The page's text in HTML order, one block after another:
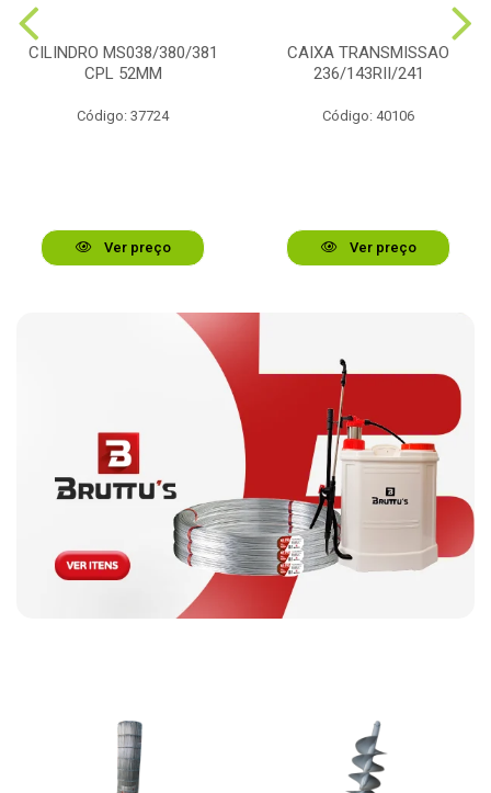
CILINDRO MS038/380/381
CPL 52MM
Código: 37724
Ver preço
CAIXA TRANSMISSAO
236/143RII/241
Código: 40106
Ver preço